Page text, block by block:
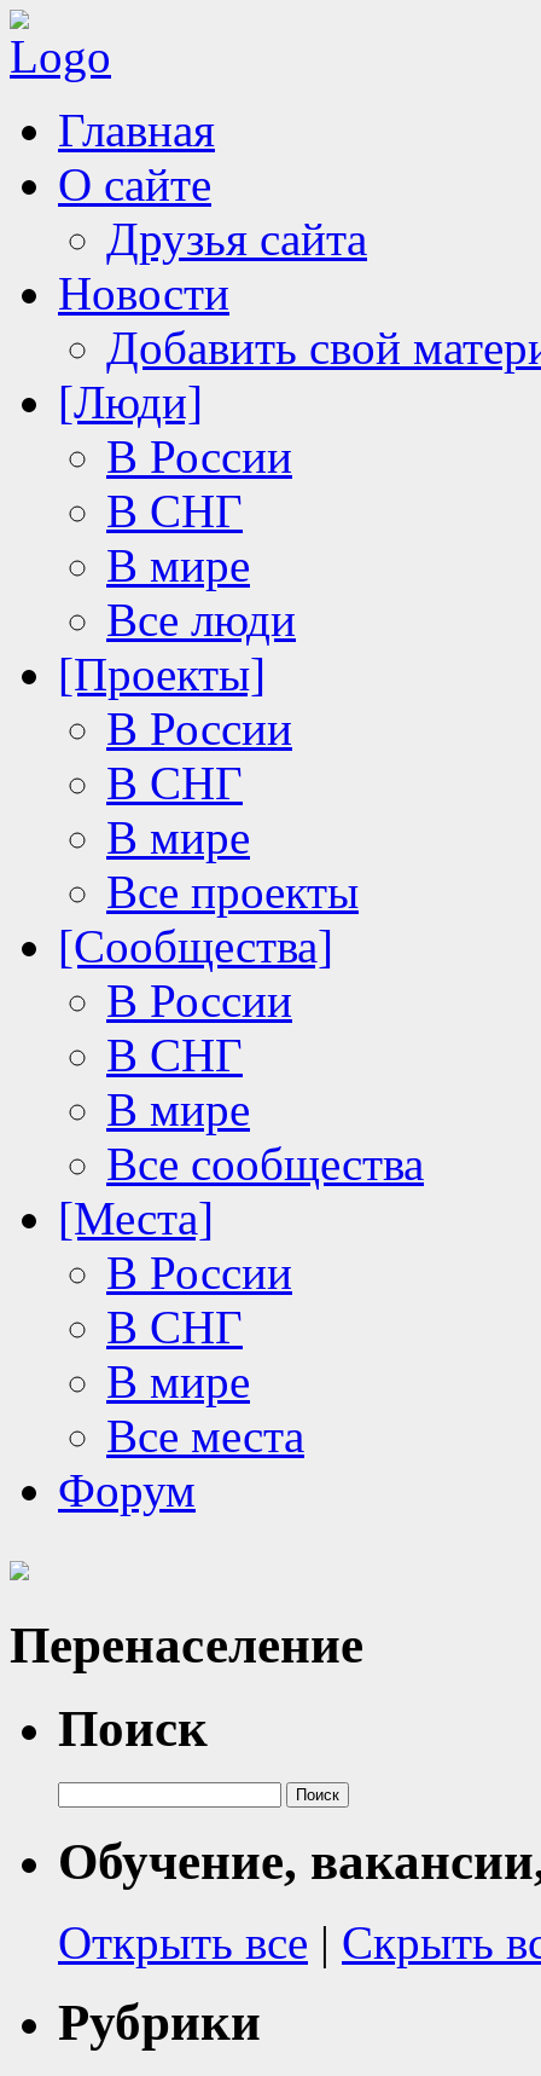
Главная
О сайте
Друзья сайта
Новости
Добавить свой
[Люди]
В России
В СНГ
В мире
Все люди
[Проекты]
В России
В СНГ
В мире
Все проекты
[Сообщества]
В России
В СНГ
В мире
Все сообщества
[Места]
В России
В СНГ
В мире
Все места
Форум
Перенаселение
Поиск
Обучение,
Открыть все | Скрыть
Рубрики